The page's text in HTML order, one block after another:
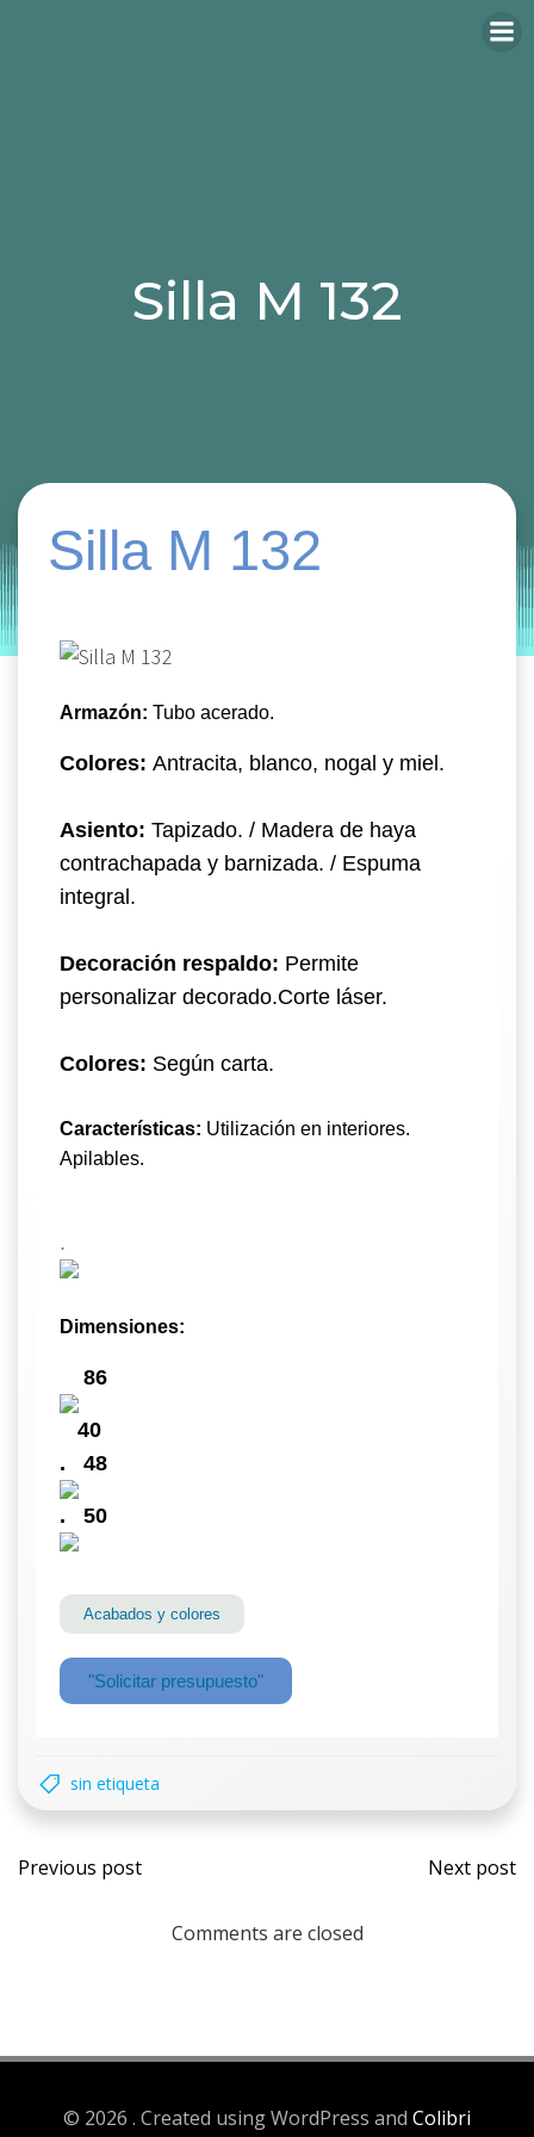
Silla M 132
by Entorno | on diciembre 10, 2019
Silla M 132
Armazón: Tubo acerado.
Colores: Antracita, blanco, nogal y miel.
Asiento: Tapizado. / Madera de haya
contrachapada y barnizada. / Espuma
integral.
Decoración respaldo: Permite
personalizar decorado.Corte láser.
Colores: Según carta.
Características: Utilización en interiores.
Apilables.
.
Dimensiones:
86
40
. 48
. 50
Acabados y colores
"Solicitar presupuesto"
sin etiqueta
Previous post Next post
Comments are closed
© 2026 . Created using WordPress and Colibri